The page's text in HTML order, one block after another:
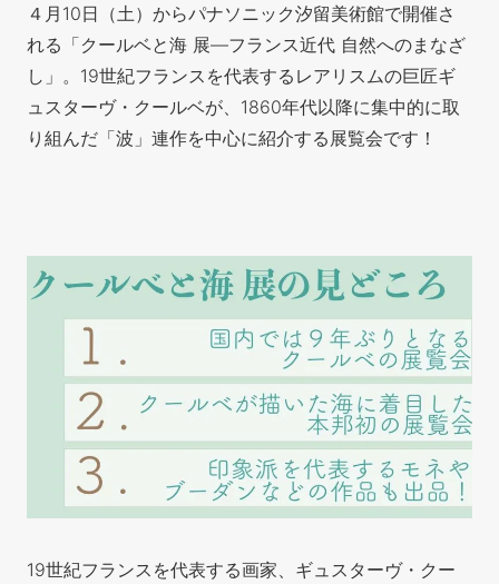
４月10日（土）からパナソニック汐留美術館で開催さ
れる「クールベと海 展—フランス近代 自然へのまなざ
し」。19世紀フランスを代表するレアリスムの巨匠ギ
ュスターヴ・クールベが、1860年代以降に集中的に取
り組んだ「波」連作を中心に紹介する展覧会です！
19世紀フランスを代表する画家、ギュスターヴ・クー